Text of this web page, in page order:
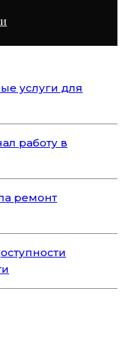
услуги для
работу в
ремонт